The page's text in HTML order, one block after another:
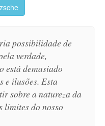
possibilidade de
verdade,
está demasiado
e ilusões. Esta
sobre a natureza da
limites do nosso